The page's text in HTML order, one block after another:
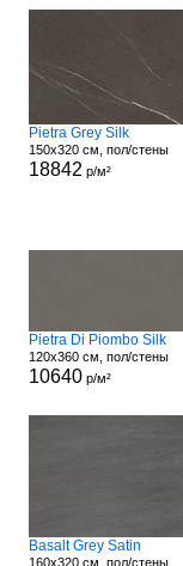
Pietra Grey Silk
150x320 см, пол/стены
18842 р/м²
Pietra Di Piombo Silk
120x360 см, пол/стены
10640р/м²
Basalt Grey Satin
160x320 см, пол/стены